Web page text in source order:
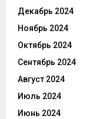
Декабрь 2024
Ноябрь 2024
Октябрь 2024
Сентябрь 2024
Август 2024
Июль 2024
Июнь 2024